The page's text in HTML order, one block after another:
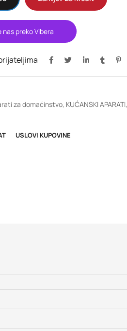
preko Vibera
za domaćinstvo, KUĆANSKI APARATI,
USLOVI KUPOVINE